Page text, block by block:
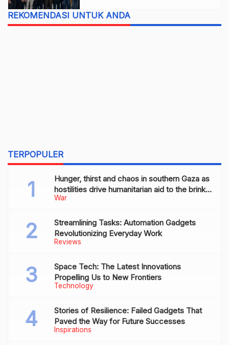
REKOMENDASI UNTUK ANDA
TERPOPULER
War
Hunger, thirst and chaos in southern Gaza as
hostilities drive humanitarian aid to the brink
of collapse
Reviews
Streamlining Tasks: Automation Gadgets
Revolutionizing Everyday Work
Technology
Space Tech: The Latest Innovations
Propelling Us to New Frontiers
Inspirations
Stories of Resilience: Failed Gadgets That
Paved the Way for Future Successes